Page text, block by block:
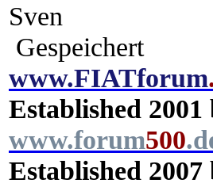
Sven
Gespeichert
www.FIATforum
Established
www.forum500
Established